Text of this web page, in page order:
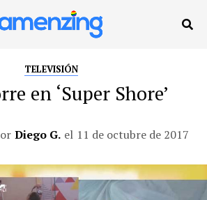
TELEVISIÓN
en ‘Super Shore’
Diego G. el 11 de octubre de 2017